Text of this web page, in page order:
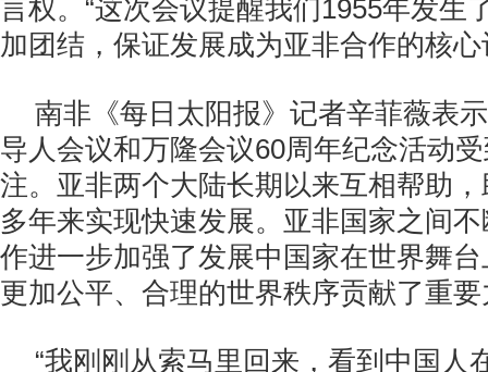
言权。“这次会议提醒我们1955年发生
加团结，保证发展成为亚非合作的核心
南非《每日太阳报》记者辛菲薇表
导人会议和万隆会议60周年纪念活动
注。亚非两个大陆长期以来互相帮助
多年来实现快速发展。亚非国家之间
作进一步加强了发展中国家在世界舞
更加公平、合理的世界秩序贡献了重
“我刚刚从索马里回来，看到中国人